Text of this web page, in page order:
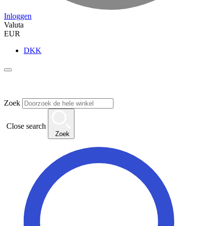
Inloggen
Valuta
EUR
DKK
Zoek
Close search
Zoek